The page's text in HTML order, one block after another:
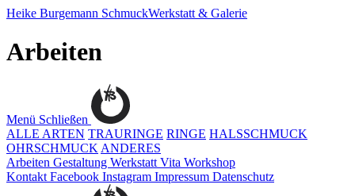
Heike Burgemann SchmuckWerkstatt & Galerie
Arbeiten
Menü Schließen
ALLE ARTEN TRAURINGE RINGE HALSSCHMUCK
OHRSCHMUCK ANDERES
Arbeiten Gestaltung Werkstatt Vita Workshop
Kontakt Facebook Instagram Impressum Datenschutz